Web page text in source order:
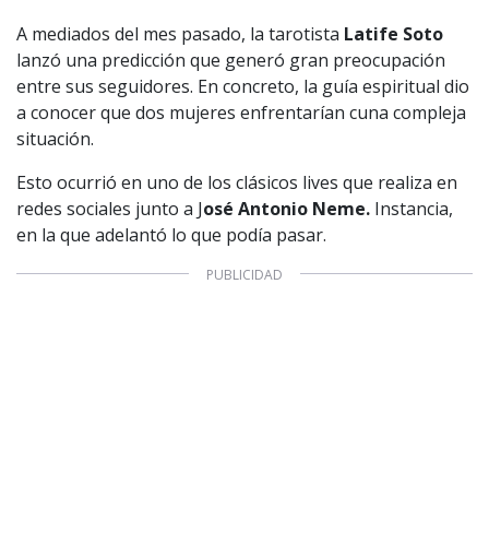
A mediados del mes pasado, la tarotista Latife Soto
lanzó una predicción que generó gran preocupación
entre sus seguidores. En concreto, la guía espiritual dio
a conocer que dos mujeres enfrentarían cuna compleja
situación.
Esto ocurrió en uno de los clásicos lives que realiza en
redes sociales junto a José Antonio Neme. Instancia,
en la que adelantó lo que podía pasar.